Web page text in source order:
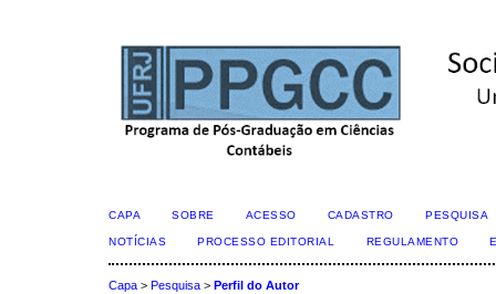
CAPA SOBRE ACESSO CADASTRO PESQUISA
NOTÍCIAS PROCESSO EDITORIAL REGULAMENTO
Capa > Pesquisa > Perfil do Autor